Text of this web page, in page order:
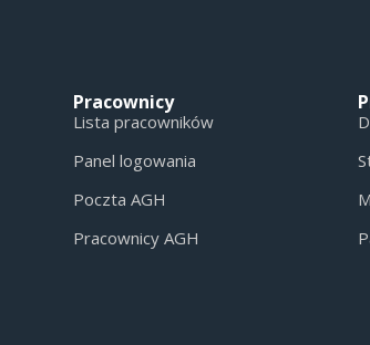
Pracownicy
Lista pracowników
Panel logowania
Poczta AGH
Pracownicy AGH